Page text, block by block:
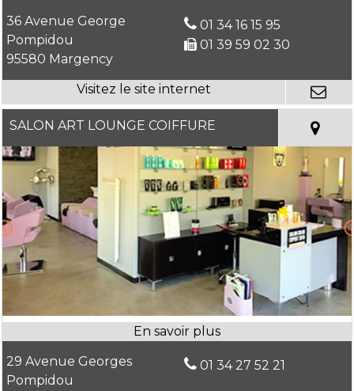
36 Avenue George
Pompidou
95580 Margency
01 34 16 15 95
01 39 59 02 30
SALON ART LOUNGE COIFFURE
29 Avenue Georges
Pompidou
01 34 27 52 21